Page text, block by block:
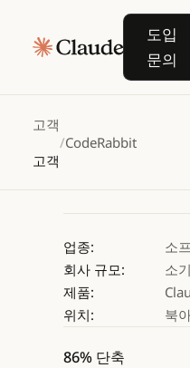
도입
문의
도
고객
고객
/CodeRabbit
코드리뷰를
Claude 사용해 보기
업종:
소
회사 규모:
소
제품:
위치:
북
86% 단축